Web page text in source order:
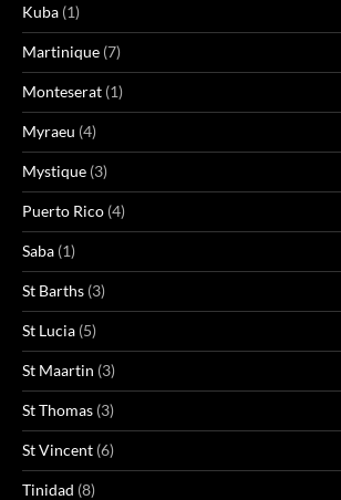
Kuba (1)
Martinique (7)
Monteserat (1)
Myraeu (4)
Mystique (3)
Puerto Rico (4)
Saba (1)
St Barths (3)
St Lucia (5)
St Maartin (3)
St Thomas (3)
St Vincent (6)
Tinidad (8)